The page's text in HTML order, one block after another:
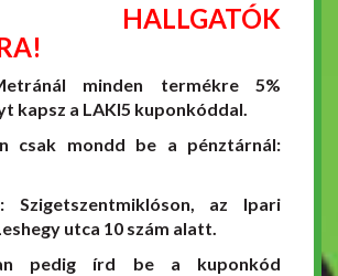
HALLGATÓK
minden termékre 5%
kapsz a LAKI5 kuponkóddal.
csak mondd be a pénztárnál:
Szigetszentmiklóson, az Ipari
utca 10 szám alatt.
pedig írd be a kuponkód